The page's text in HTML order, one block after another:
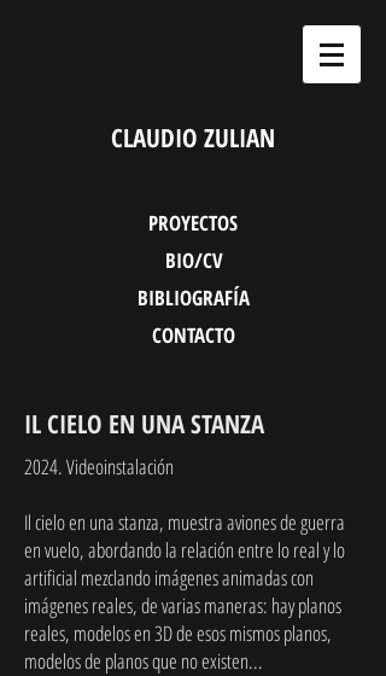
CLAUDIO ZULIAN
PROYECTOS
BIO/CV
BIBLIOGRAFÍA
CONTACTO
IL CIELO EN UNA STANZA
2024. Videoinstalación
Il cielo en una stanza, muestra aviones de guerra
en vuelo, abordando la relación entre lo real y lo
artificial mezclando imágenes animadas con
imágenes reales, de varias maneras: hay planos
reales, modelos en 3D de esos mismos planos,
modelos de planos que no existen...